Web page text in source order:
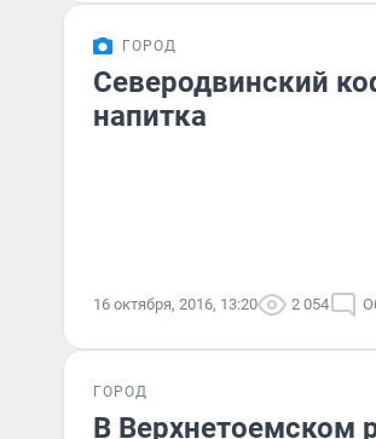
ГОРОД
Северодвинский
напитка
16 октября, 2016, 13:20 2 054
ГОРОД
В Верхнетоемском